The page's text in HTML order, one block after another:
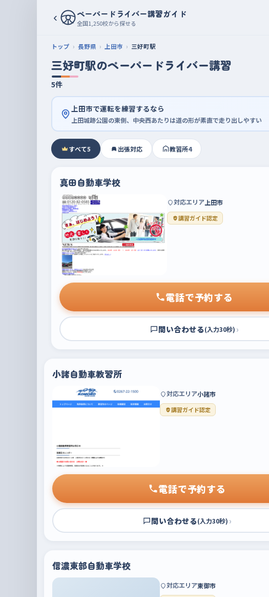
‹ ペーパードライバー講習ガイド
全国1,250校から探せる
トップ 長野県 上田市 三好町駅
三好町駅のペーパードライバー講習
5件
上田市で運転を練習するなら
上田城跡公園の東側、中央西あたりは道の形が素直で走り出しやすい
すべて5 出張対応 教習所4
真田自動車学校
対応エリア 上田市
講習ガイド認定
電話で予約する
問い合わせる(入力30秒) ›
小諸自動車教習所
対応エリア小諸市
講習ガイド認定
電話で予約する
問い合わせる(入力30秒) ›
信濃東部自動車学校
対応エリア東御市